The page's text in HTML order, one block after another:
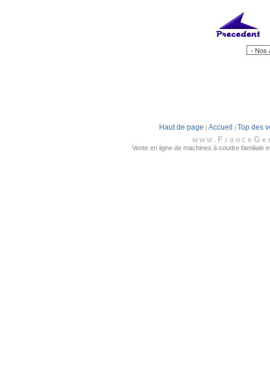
Haut de page Accueil
Top des
www. F rance G
Vente en ligne de machines à coudre familiale